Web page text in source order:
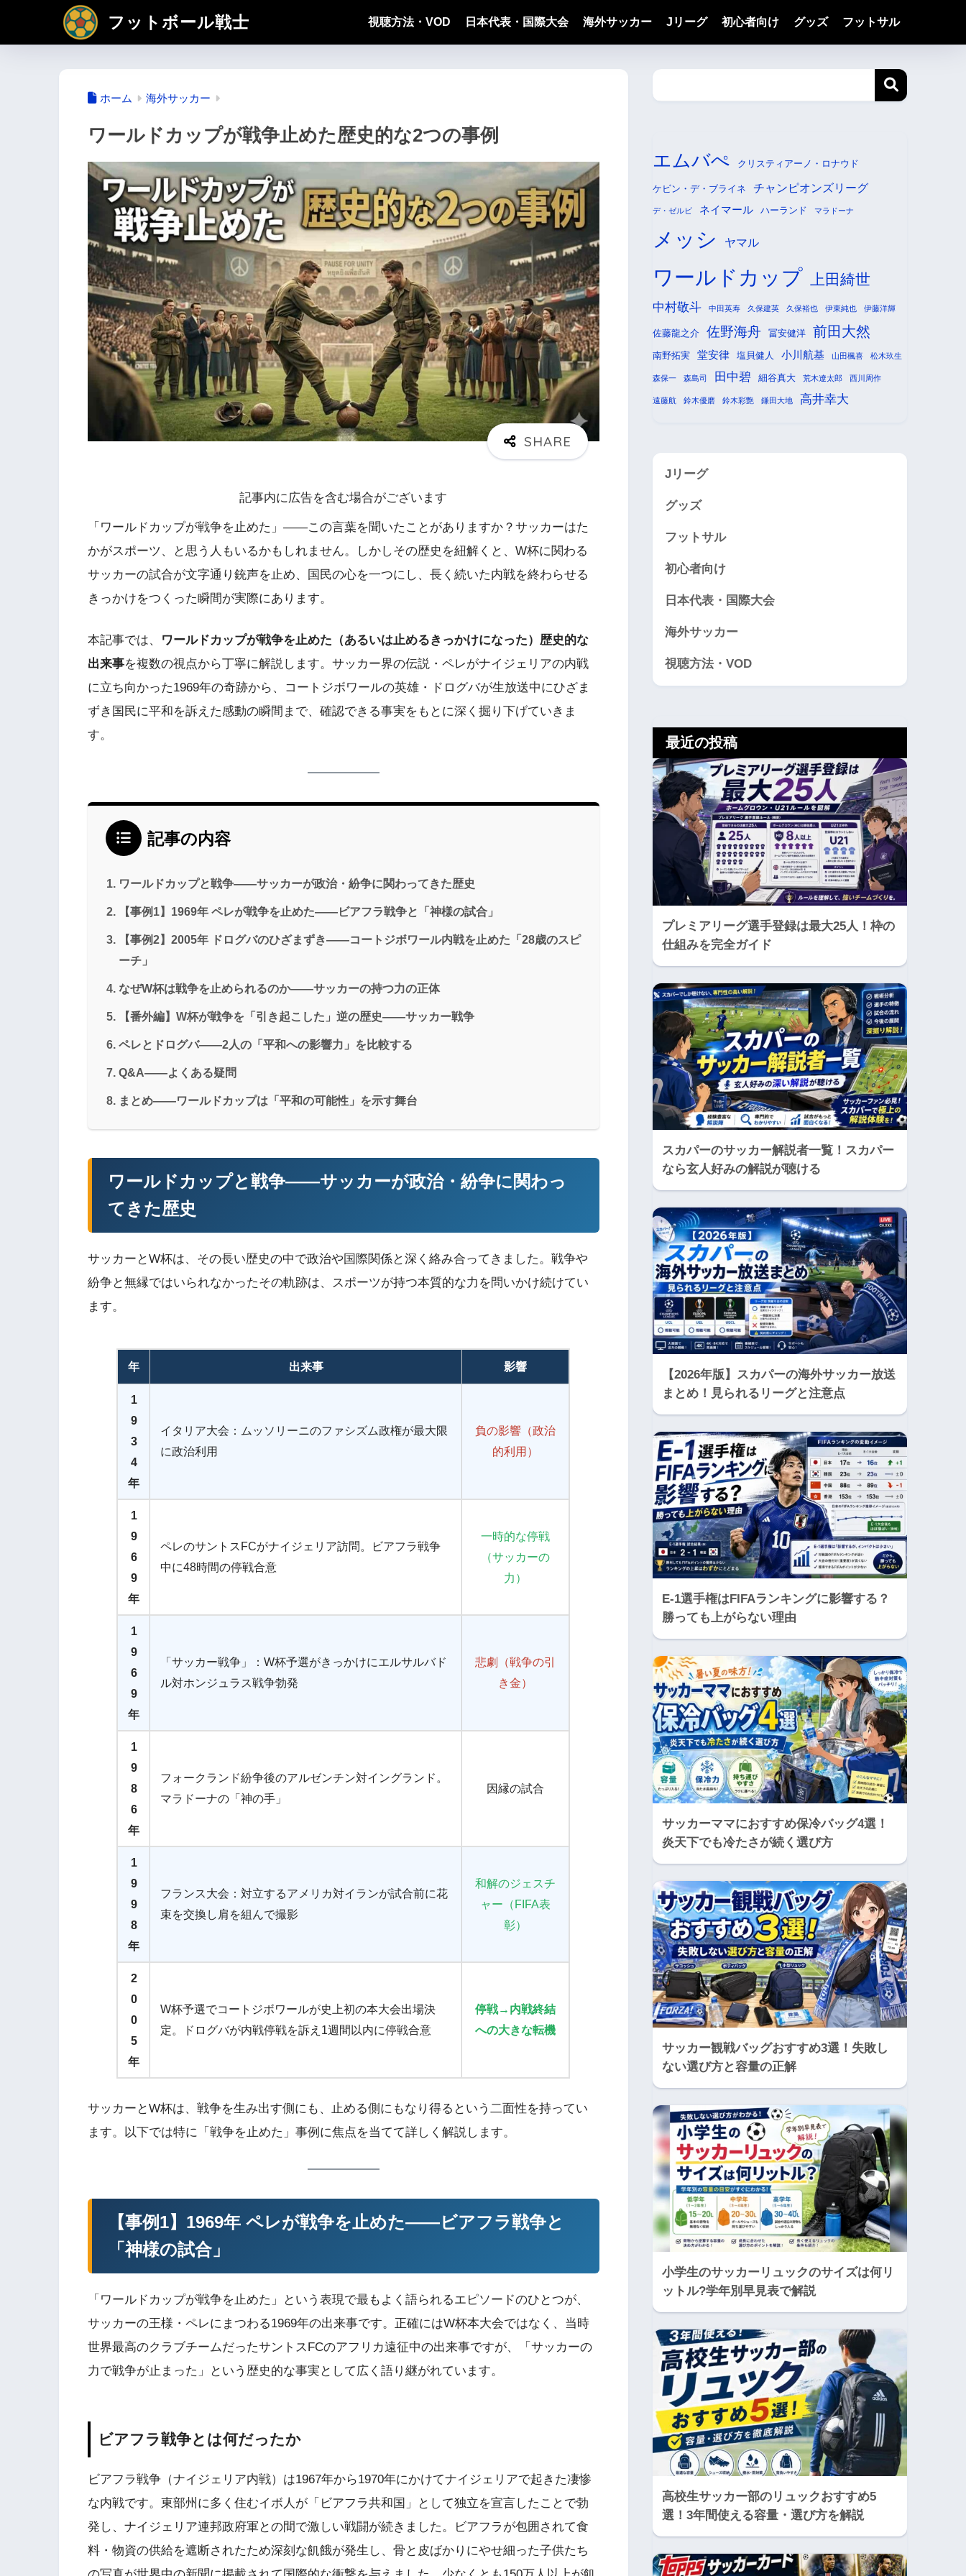
フットボール戦士 視聴方法・VOD 日本代表・国際大会 海外サッカー Jリーグ 初心者向け グッズ フットサル
ホーム 海外サッカー
ワールドカップが戦争止めた歴史的な2つの事例
記事内に広告を含む場合がございます
「ワールドカップが戦争を止めた」——この言葉を聞いたことがありますか？サッカーはた
かがスポーツ、と思う人もいるかもしれません。しかしその歴史を紐解くと、W杯に関わる
サッカーの試合が文字通り銃声を止め、国民の心を一つにし、長く続いた内戦を終わらせる
きっかけをつくった瞬間が実際にあります。
本記事では、
ワールドカップが戦争を止めた（あるいは止めるきっかけになった）歴史的な
出来事を複数の視点から丁寧に解説します。サッカー界の伝説・ペレがナイジェリアの内戦
に立ち向かった1969年の奇跡から、コートジボワールの英雄・ドログバが生放送中にひざま
ずき国民に平和を訴えた感動の瞬間まで、確認できる事実をもとに深く掘り下げていきま
す。
記事の内容
ワールドカップと戦争——サッカーが政治・紛争に関わってきた歴史
【事例1】1969年 ペレが戦争を止めた——ビアフラ戦争と「神様の試合」
【事例2】2005年 ドログバのひざまずき——コートジボワール内戦を止めた「28歳のスピ
ーチ」
なぜW杯は戦争を止められるのか——サッカーの持つ力の正体
【番外編】W杯が戦争を「引き起こした」逆の歴史——サッカー戦争
ペレとドログバ——2人の「平和への影響力」を比較する
Q&A——よくある疑問
まとめ——ワールドカップは「平和の可能性」を示す舞台
ワールドカップと戦争——サッカーが政治・紛争に関わっ
てきた歴史
サッカーとW杯は、その長い歴史の中で政治や国際関係と深く絡み合ってきました。戦争や
紛争と無縁ではいられなかったその軌跡は、スポーツが持つ本質的な力を問いかけ続けてい
ます。
年 出来事 影響
1
9
3
4
年
イタリア大会：ムッソリーニのファシズム政権が最大限
に政治利用
負の影響（政治
的利用）
1
9
6
9
年
ペレのサントスFCがナイジェリア訪問。ビアフラ戦争
中に48時間の停戦合意
一時的な停戦
（サッカーの
力）
1
9
6
9
年
「サッカー戦争」：W杯予選がきっかけにエルサルバド
ル対ホンジュラス戦争勃発
悲劇（戦争の引
き金）
1
9
8
6
年
フォークランド紛争後のアルゼンチン対イングランド。
マラドーナの「神の手」
因縁の試合
1
9
9
8
年
フランス大会：対立するアメリカ対イランが試合前に花
束を交換し肩を組んで撮影
和解のジェスチ
ャー（FIFA表
彰）
2
0
0
5
年
W杯予選でコートジボワールが史上初の本大会出場決
定。ドログバが内戦停戦を訴え1週間以内に停戦合意
停戦→内戦終結
への大きな転機
サッカーとW杯は、戦争を生み出す側にも、止める側にもなり得るという二面性を持ってい
ます。以下では特に「戦争を止めた」事例に焦点を当てて詳しく解説します。
【事例1】1969年 ペレが戦争を止めた——ビアフラ戦争と
「神様の試合」
「ワールドカップが戦争を止めた」という表現で最もよく語られるエピソードのひとつが、
サッカーの王様・ペレにまつわる1969年の出来事です。正確にはW杯本大会ではなく、当時
世界最高のクラブチームだったサントスFCのアフリカ遠征中の出来事ですが、「サッカーの
力で戦争が止まった」という歴史的な事実として広く語り継がれています。
ビアフラ戦争とは何だったか
ビアフラ戦争（ナイジェリア内戦）は1967年から1970年にかけてナイジェリアで起きた凄惨
な内戦です。東部州に多く住むイボ人が「ビアフラ共和国」として独立を宣言したことで勃
発し、ナイジェリア連邦政府軍との間で激しい戦闘が続きました。ビアフラが包囲されて食
料・物資の供給を遮断されたため深刻な飢餓が発生し、骨と皮ばかりにやせ細った子供たち
エムバぺ クリスティアーノ・ロナウド
ケビン・デ・ブライネ チャンピオンズリーグ
デ・ゼルビ ネイマール ハーランド マラドーナ
メッシ ヤマル
ワールドカップ 上田綺世
中村敬斗 中田英寿 久保建英 久保裕也 伊東純也 伊藤洋輝
佐藤龍之介 佐野海舟 冨安健洋 前田大然
南野拓実 堂安律 塩貝健人 小川航基 山田楓喜 松木玖生
森保一 森島司 田中碧 細谷真大 荒木遼太郎 西川周作
遠藤航 鈴木優磨 鈴木彩艶 鎌田大地 高井幸大
Jリーグ
グッズ
フットサル
初心者向け
日本代表・国際大会
海外サッカー
視聴方法・VOD
最近の投稿
プレミアリーグ選手登録は最大25人！枠の
仕組みを完全ガイド
スカパーのサッカー解説者一覧！スカパー
なら玄人好みの解説が聴ける
【2026年版】スカパーの海外サッカー放送
まとめ！見られるリーグと注意点
E-1選手権はFIFAランキングに影響する？
勝っても上がらない理由
サッカーママにおすすめ保冷バッグ4選！
炎天下でも冷たさが続く選び方
サッカー観戦バッグおすすめ3選！失敗し
ない選び方と容量の正解
小学生のサッカーリュックのサイズは何リ
ットル?学年別早見表で解説
高校生サッカー部のリュックおすすめ5
選！3年間使える容量・選び方を解説